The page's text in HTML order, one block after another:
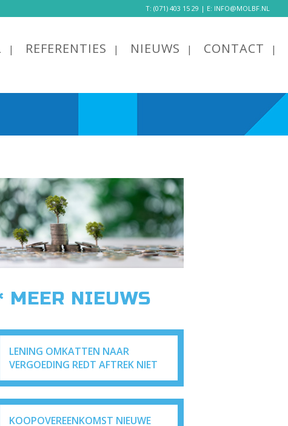
T: (071) 403 15 29 | E: INFO@MOLBF.NL
REFERENTIES NIEUWS CONTACT
MEER NIEUWS
LENING OMKATTEN NAAR
VERGOEDING REDT AFTREK NIET
KOOPOVEREENKOMST NIEUWE